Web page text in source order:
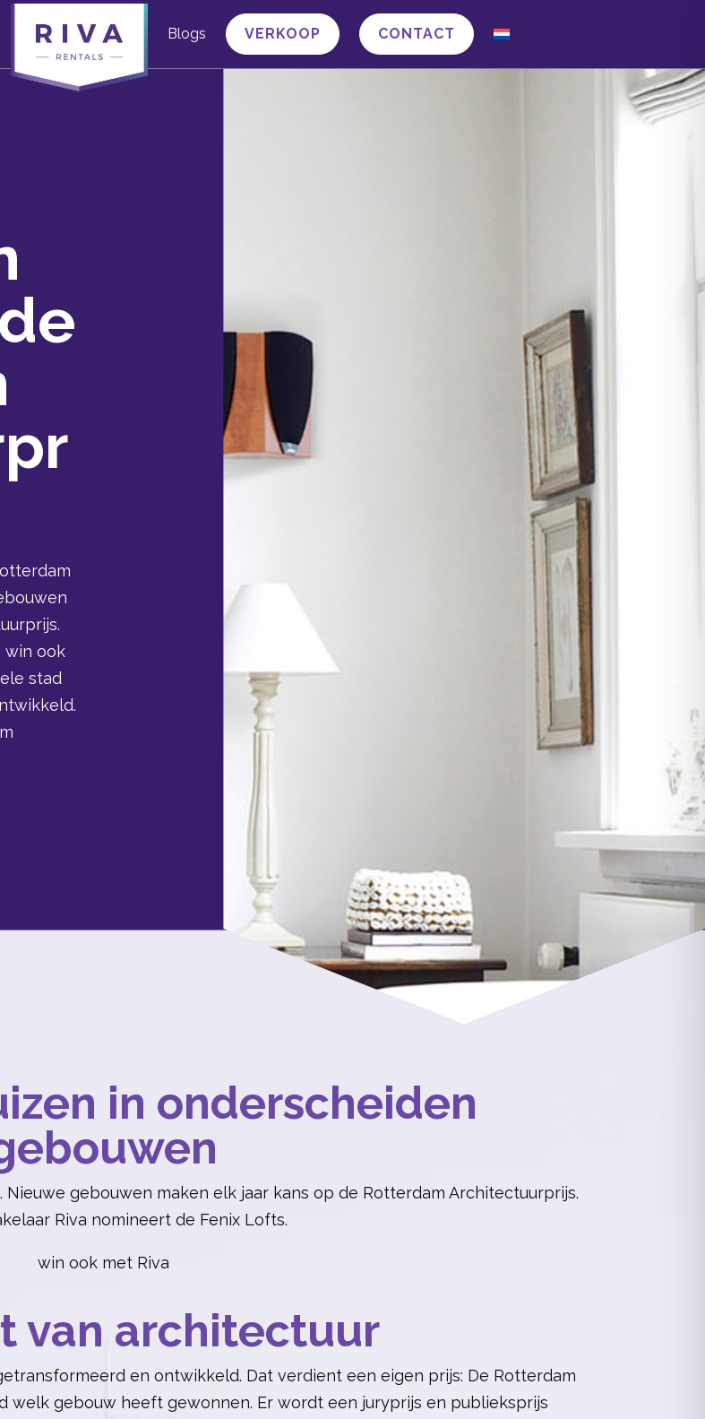
Blogs VERKOOP CONTACT
win ook
stad
in onderscheiden
gebouwen maken elk jaar kans op de Rotterdam Architectuurprijs.
Riva nomineert de Fenix Lofts.
win ook met Riva
van architectuur
en ontwikkeld. Dat verdient een eigen prijs: De Rotterdam
welk gebouw heeft gewonnen. Er wordt een juryprijs en publieksprijs